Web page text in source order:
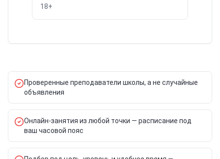
18+
Проверенные преподаватели школы, а не случайные
объявления
Онлайн-занятия из любой точки — расписание под
ваш часовой пояс